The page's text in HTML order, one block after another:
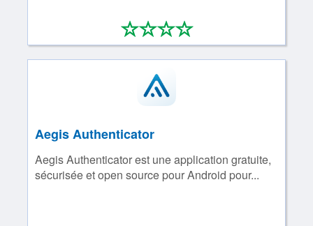
****
0/4
Aegis Authenticator
Aegis Authenticator est une application gratuite,
sécurisée et open source pour Android pour...